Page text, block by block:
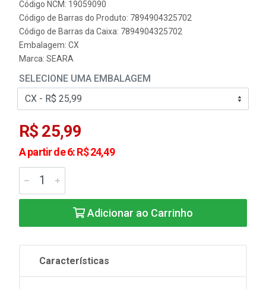
Código NCM: 19059090
Código de Barras do Produto: 7894904325702
Código de Barras da Caixa: 7894904325702
Embalagem: CX
Marca: SEARA
SELECIONE UMA EMBALAGEM
R$ 25,99
A partir de 6: R$ 24,49
Adicionar ao Carrinho
Características